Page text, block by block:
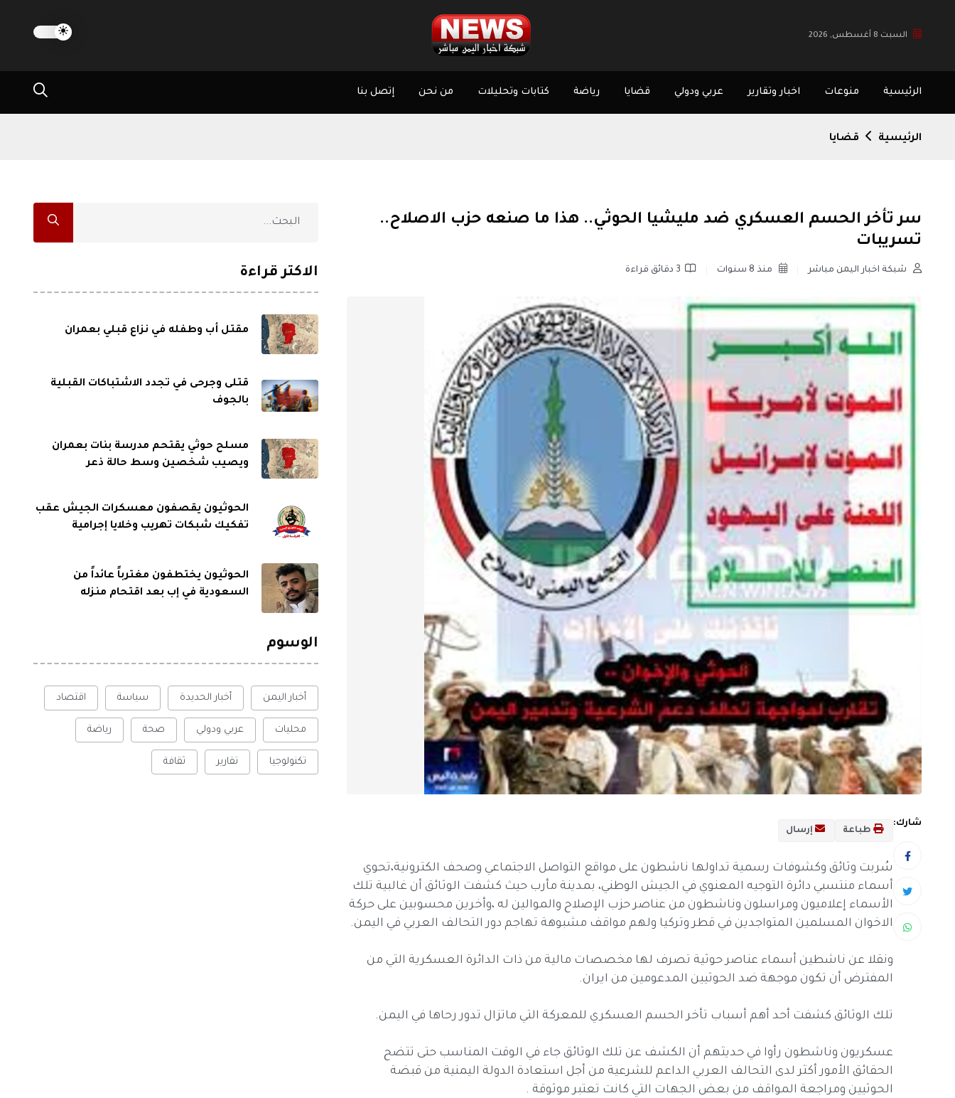
السبت 8 أغسطس, 2026
الرئيسية منوعات اخبار وتقارير عربي ودولي قضايا رياضة كتابات وتحليلات من نحن إتصل بنا
الرئيسية قضايا
سر تأخر الحسم العسكري ضد مليشيا الحوثي.. هذا ما صنعه حزب الاصلاح..
تسريبات
شبكة اخبار اليمن مباشر منذ 8 سنوات 3 دقائق قراءة
شارك:
طباعة إرسال
سُربت وثائق وكشوفات رسمية تداولها ناشطون على مواقع التواصل الاجتماعي وصحف الكترونية،تحوي
أسماء منتسبي دائرة التوجيه المعنوي في الجيش الوطني، بمدينة مأرب حيث كشفت الوثائق أن غالبية تلك
الأسماء إعلاميون ومراسلون وناشطون من عناصر حزب الإصلاح والموالين له ،وأخرين محسوبين على حركة
الاخوان المسلمين المتواجدين في قطر وتركيا ولهم مواقف مشبوهة تهاجم دور التحالف العربي في اليمن.
ونقلا عن ناشطين أسماء عناصر حوثية تصرف لها مخصصات مالية من ذات الدائرة العسكرية التي من
المفترض أن تكون موجهة ضد الحوثيين المدعومين من ايران.
تلك الوثائق كشفت أحد أهم أسباب تأخر الحسم العسكري للمعركة التي ماتزال تدور رحاها في اليمن.
عسكريون وناشطون رأوا في حديثهم أن الكشف عن تلك الوثائق جاء في الوقت المناسب حتى تتضح
الحقائق الأمور أكثر لدى التحالف العربي الداعم للشرعية من أجل استعادة الدولة اليمنية من قبضة
الحوثيين ومراجعة المواقف من بعض الجهات التي كانت تعتبر موثوقة .
الاكثر قراءة
مقتل أب وطفله في نزاع قبلي بعمران
قتلى وجرحى في تجدد الاشتباكات القبلية
بالجوف
مسلح حوثي يقتحم مدرسة بنات بعمران
ويصيب شخصين وسط حالة ذعر
الحوثيون يقصفون معسكرات الجيش عقب
تفكيك شبكات تهريب وخلايا إجرامية
الحوثيون يختطفون مغترباً عائداً من
السعودية في إب بعد اقتحام منزله
الوسوم
أخبار اليمن أخبار الحديدة سياسة اقتصاد
محليات عربي ودولي صحة رياضة
تكنولوجيا تقارير ثقافة